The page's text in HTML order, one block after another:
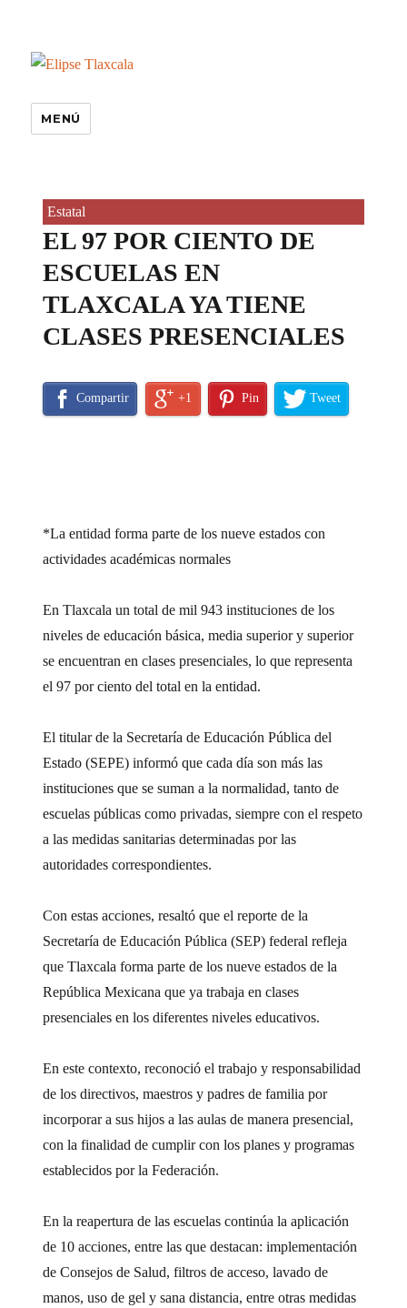
MENÚ
Estatal
EL 97 POR CIENTO DE
ESCUELAS EN
TLAXCALA YA TIENE
CLASES PRESENCIALES
Compartir +1 Pin Tweet
*La entidad forma parte de los nueve estados con
actividades académicas normales
En Tlaxcala un total de mil 943 instituciones de los
niveles de educación básica, media superior y superior
se encuentran en clases presenciales, lo que representa
el 97 por ciento del total en la entidad.
El titular de la Secretaría de Educación Pública del
Estado (SEPE) informó que cada día son más las
instituciones que se suman a la normalidad, tanto de
escuelas públicas como privadas, siempre con el respeto
a las medidas sanitarias determinadas por las
autoridades correspondientes.
Con estas acciones, resaltó que el reporte de la
Secretaría de Educación Pública (SEP) federal refleja
que Tlaxcala forma parte de los nueve estados de la
República Mexicana que ya trabaja en clases
presenciales en los diferentes niveles educativos.
En este contexto, reconoció el trabajo y responsabilidad
de los directivos, maestros y padres de familia por
incorporar a sus hijos a las aulas de manera presencial,
con la finalidad de cumplir con los planes y programas
establecidos por la Federación.
En la reapertura de las escuelas continúa la aplicación
de 10 acciones, entre las que destacan: implementación
de Consejos de Salud, filtros de acceso, lavado de
manos, uso de gel y sana distancia, entre otras medidas